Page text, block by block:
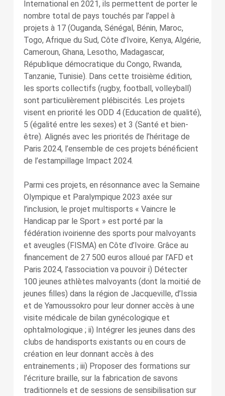
International en 2021, ils permettent de porter le
nombre total de pays touchés par l’appel à
projets à 17 (Ouganda, Sénégal, Bénin, Maroc,
Togo, Afrique du Sud, Côte d’Ivoire, Kenya, Algérie,
Cameroun, Ghana, Lesotho, Madagascar,
République démocratique du Congo, Rwanda,
Tanzanie, Tunisie). Dans cette troisième édition,
les sports collectifs (rugby, football, volleyball)
sont particulièrement plébiscités. Les projets
visent en priorité les ODD 4 (Education de qualité),
5 (égalité entre les sexes) et 3 (Santé et bien-
être). Alignés avec les priorités de l’héritage de
Paris 2024, l’ensemble de ces projets bénéficient
de l’estampillage Impact 2024.
Parmi ces projets, en résonnance avec la Semaine
Olympique et Paralympique 2023 axée sur
l’inclusion, le projet multisports « Vaincre le
Handicap par le Sport » est porté par la
fédération ivoirienne des sports pour malvoyants
et aveugles (FISMA) en Côte d’Ivoire. Grâce au
financement de 27 500 euros alloué par l’AFD et
Paris 2024, l’association va pouvoir i) Détecter
100 jeunes athlètes malvoyants (dont la moitié de
jeunes filles) dans la région de Jacqueville, d’Issia
et de Yamoussokro pour leur donner accès à une
visite médicale de bilan gynécologique et
ophtalmologique ; ii) Intégrer les jeunes dans des
clubs de handisports existants ou en cours de
création en leur donnant accès à des
entrainements ; iii) Proposer des formations sur
l’écriture braille, sur la fabrication de savons
traditionnels et de sessions de sensibilisation sur